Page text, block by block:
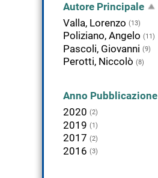
Autore Principale
Valla, Lorenzo (13)
Poliziano, Angelo (11)
Pascoli, Giovanni (9)
Perotti, Niccolò (8)
Anno Pubblicazione
2020 (2)
2019 (1)
2017 (2)
2016 (3)